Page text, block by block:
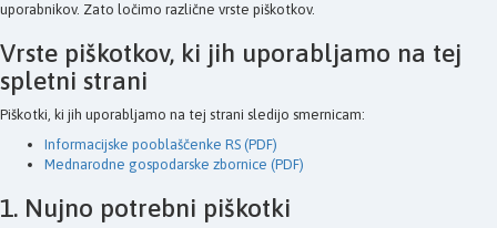
uporabnikov. Zato ločimo različne vrste piškotkov.
Vrste piškotkov, ki jih uporabljamo na tej
spletni strani
Piškotki, ki jih uporabljamo na tej strani sledijo smernicam:
Informacijske pooblaščenke RS (PDF)
Mednarodne gospodarske zbornice (PDF)
1. Nujno potrebni piškotki